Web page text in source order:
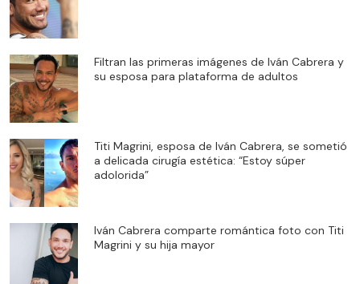
Filtran las primeras imágenes de Iván Cabrera y
su esposa para plataforma de adultos
Titi Magrini, esposa de Iván Cabrera, se sometió
a delicada cirugía estética: “Estoy súper
adolorida”
Iván Cabrera comparte romántica foto con Titi
Magrini y su hija mayor